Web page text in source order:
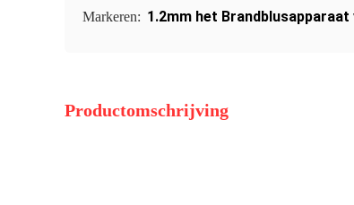
Markeren: 1.2mm het Brandblusapparaat
Productomschrijving